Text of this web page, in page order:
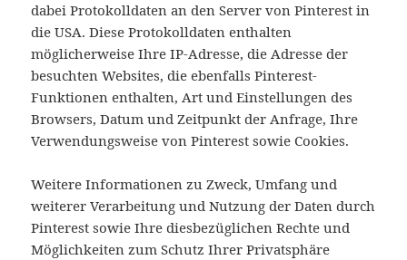
dabei Protokolldaten an den Server von Pinterest in
die USA. Diese Protokolldaten enthalten
möglicherweise Ihre IP-Adresse, die Adresse der
besuchten Websites, die ebenfalls Pinterest-
Funktionen enthalten, Art und Einstellungen des
Browsers, Datum und Zeitpunkt der Anfrage, Ihre
Verwendungsweise von Pinterest sowie Cookies.
Weitere Informationen zu Zweck, Umfang und
weiterer Verarbeitung und Nutzung der Daten durch
Pinterest sowie Ihre diesbezüglichen Rechte und
Möglichkeiten zum Schutz Ihrer Privatsphäre